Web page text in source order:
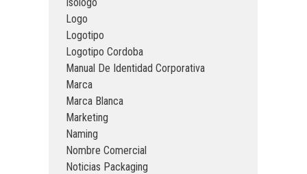
Logo
Logotipo
Logotipo Cordoba
Manual De Identidad Corporativa
Marca
Marca Blanca
Marketing
Naming
Nombre Comercial
Noticias Packaging